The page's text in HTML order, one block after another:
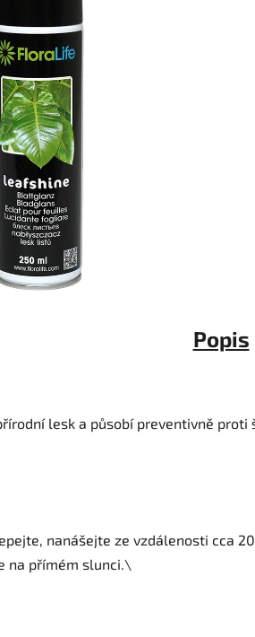
Popis
lesk a působí preventivně proti
nanášejte ze vzdálenosti cca
na přímém slunci.\